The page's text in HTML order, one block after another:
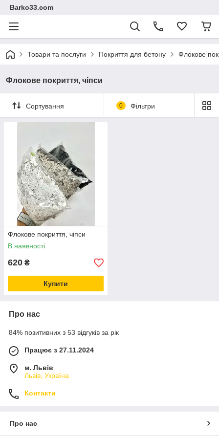
Barko33.com
Товари та послуги Покриття для бетону Флокове
Флокове покриття, чіпси
Сортування 0 Фільтри
Флокове покриття, чіпси
В наявності
620 ₴
Купити
Про нас
84% позитивних з 53 відгуків за рік
Працює з 27.11.2024
м. Львів
Львів, Україна
Контакти
Про нас